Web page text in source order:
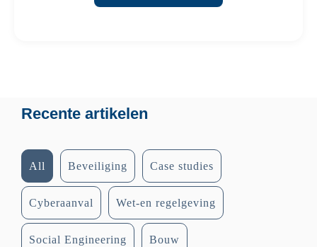
Recente artikelen
All Beveiliging Case studies
Cyberaanval Wet-en regelgeving
Social Engineering Bouw